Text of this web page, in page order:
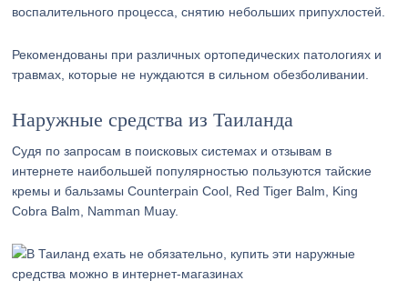
воспалительного процесса, снятию небольших припухлостей.
Рекомендованы при различных ортопедических патологиях и
травмах, которые не нуждаются в сильном обезболивании.
Наружные средства из Таиланда
Судя по запросам в поисковых системах и отзывам в
интернете наибольшей популярностью пользуются тайские
кремы и бальзамы Counterpain Cool, Red Tiger Balm, King
Cobra Balm, Namman Muay.